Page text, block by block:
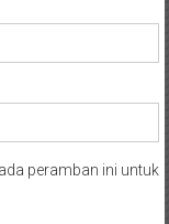
peramban ini untuk